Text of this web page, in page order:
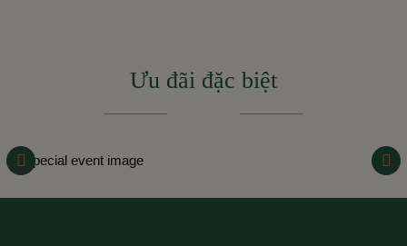
Ưu đãi đặc biệt